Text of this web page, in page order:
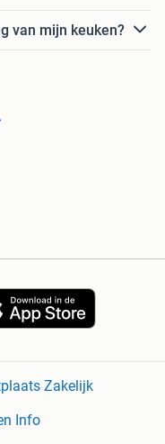
van mijn keuken?
Zakelijk
Info